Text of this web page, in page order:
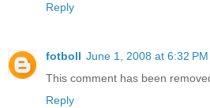
Reply
fotboll June 1, 2008 at 6:32 PM
This comment has been
Reply